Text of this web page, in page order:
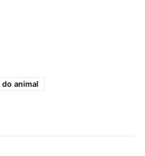
do animal